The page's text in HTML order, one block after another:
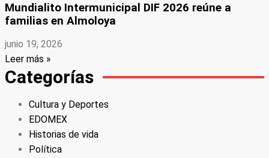
Mundialito Intermunicipal DIF 2026 reúne a
familias en Almoloya
junio 19, 2026
Leer más »
Categorías
Cultura y Deportes
EDOMEX
Historias de vida
Política